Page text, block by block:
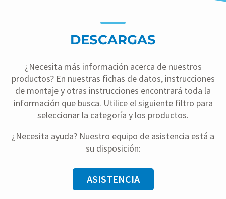
DESCARGAS
¿Necesita más información acerca de nuestros
productos? En nuestras fichas de datos, instrucciones
de montaje y otras instrucciones encontrará toda la
información que busca. Utilice el siguiente filtro para
seleccionar la categoría y los productos.
¿Necesita ayuda? Nuestro equipo de asistencia está a
su disposición:
ASISTENCIA